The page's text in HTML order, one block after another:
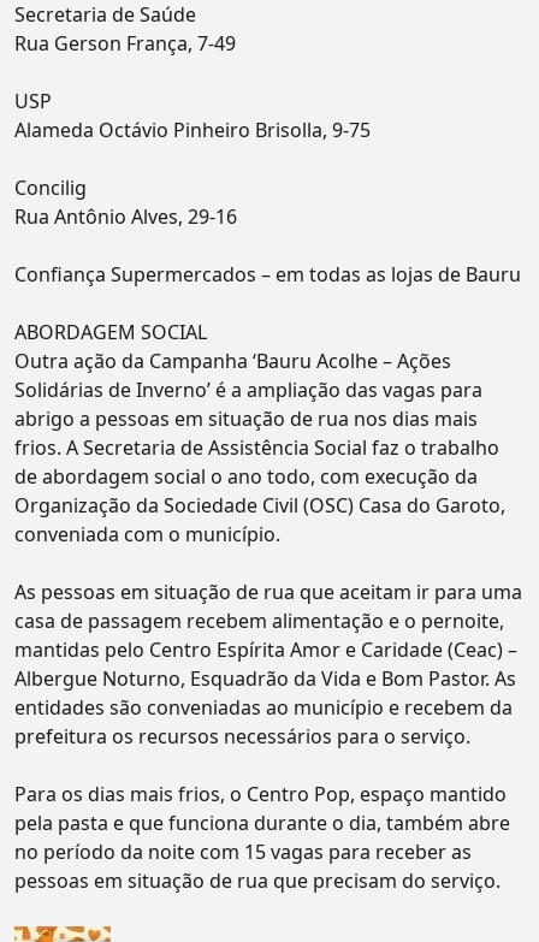
Secretaria de Saúde
Rua Gerson França, 7-49
USP
Alameda Octávio Pinheiro Brisolla, 9-75
Concilig
Rua Antônio Alves, 29-16
Confiança Supermercados – em todas as lojas de Bauru
ABORDAGEM SOCIAL
Outra ação da Campanha ‘Bauru Acolhe – Ações
Solidárias de Inverno’ é a ampliação das vagas para
abrigo a pessoas em situação de rua nos dias mais
frios. A Secretaria de Assistência Social faz o trabalho
de abordagem social o ano todo, com execução da
Organização da Sociedade Civil (OSC) Casa do Garoto,
conveniada com o município.
As pessoas em situação de rua que aceitam ir para uma
casa de passagem recebem alimentação e o pernoite,
mantidas pelo Centro Espírita Amor e Caridade (Ceac) –
Albergue Noturno, Esquadrão da Vida e Bom Pastor. As
entidades são conveniadas ao município e recebem da
prefeitura os recursos necessários para o serviço.
Para os dias mais frios, o Centro Pop, espaço mantido
pela pasta e que funciona durante o dia, também abre
no período da noite com 15 vagas para receber as
pessoas em situação de rua que precisam do serviço.